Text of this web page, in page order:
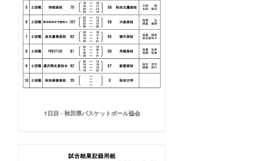
1日目 - 秋田県バスケットボール協会